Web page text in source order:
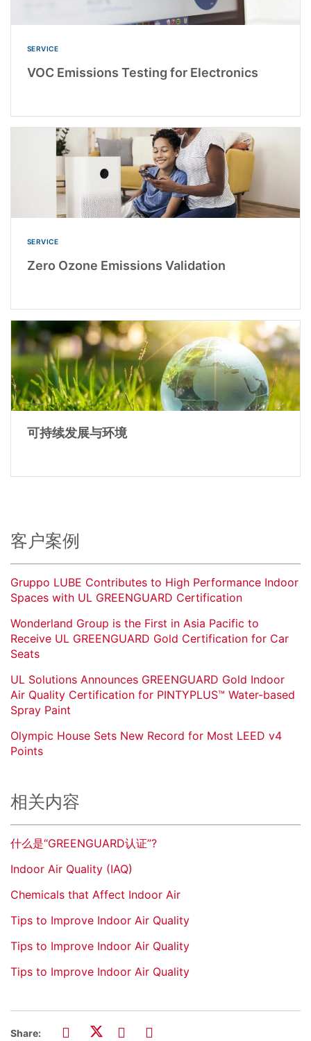
SERVICE
VOC Emissions Testing for Electronics
SERVICE
Zero Ozone Emissions Validation
可持续发展与环境
客户案例
Gruppo LUBE Contributes to High Performance Indoor
Spaces with UL GREENGUARD Certification
Wonderland Group is the First in Asia Pacific to
Receive UL GREENGUARD Gold Certification for Car
Seats
UL Solutions Announces GREENGUARD Gold Indoor
Air Quality Certification for PINTYPLUS™ Water-based
Spray Paint
Olympic House Sets New Record for Most LEED v4
Points
相关内容
什么是“GREENGUARD认证”?
Indoor Air Quality (IAQ)
Chemicals that Affect Indoor Air
Tips to Improve Indoor Air Quality
Tips to Improve Indoor Air Quality
Tips to Improve Indoor Air Quality
Share: